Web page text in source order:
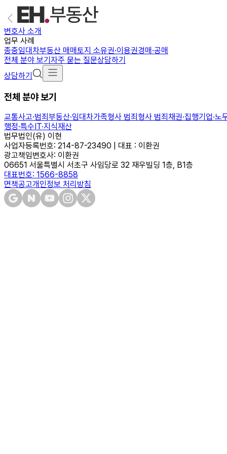
변호사 소개
업무 사례
종중임대차부동산 매매토지 소유권·이용권경매·공매
전체 분야 보기자주 묻는 질문상담하기
상담하기
전체 분야 보기
교통사고·범죄 부동산·임대차가족형사 범죄 형사 범죄 채권·집행기업·노
행정·특수 IT·지식재산
법무법인(유) 이현
사업자등록번호: 214-87-23490 | 대표 : 이환권
광고책임변호사: 이환권
06651 서울특별시 서초구 사임당로 32 재우빌딩 1층, B1층
대표번호: 1566-8858
면책공고개인정보 처리방침